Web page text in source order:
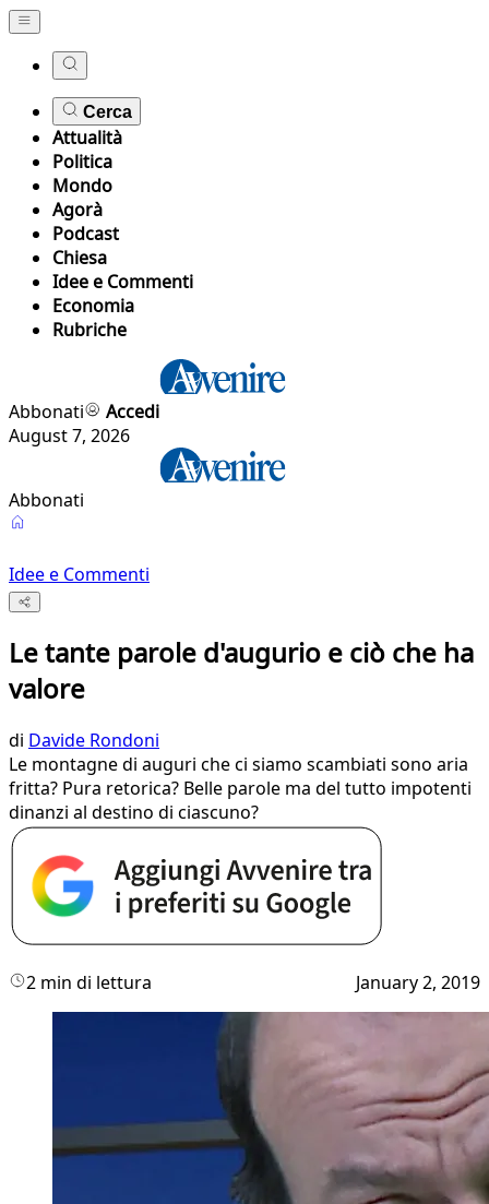
Cerca
Attualità
Politica
Mondo
Agorà
Podcast
Chiesa
Idee e Commenti
Economia
Rubriche
Abbonati
Accedi
August 7, 2026
Abbonati
Idee e Commenti
Le tante parole d'augurio e ciò che ha
valore
di Davide Rondoni
Le montagne di auguri che ci siamo scambiati sono aria
fritta? Pura retorica? Belle parole ma del tutto impotenti
dinanzi al destino di ciascuno?
2 min di lettura January 2, 2019